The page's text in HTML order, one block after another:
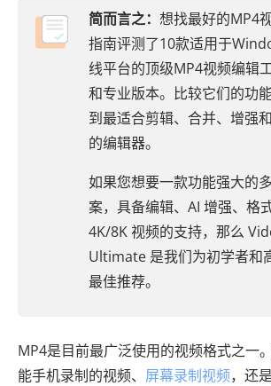
简而言之： 想找最好的MP4
指南评测了10款适用于
线平台的顶级MP4视频编辑
和专业版本。比较它们的功
到最适合剪辑、合并、增强
的编辑器。
如果您想要一款功能强大的
案，具备编辑、AI 增强、格
4K/8K 视频的支持，那么
Ultimate 是我们为初学者和
最佳推荐。
MP4是目前最广泛使用的视频格式之一
能手机录制的视频、 屏幕录制视频，还